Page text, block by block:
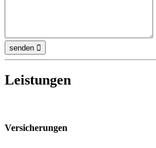
senden 
Leistungen
Versicherungen